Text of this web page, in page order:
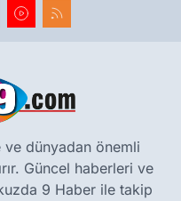
dünyadan önemli
Güncel haberleri ve
9 Haber ile takip